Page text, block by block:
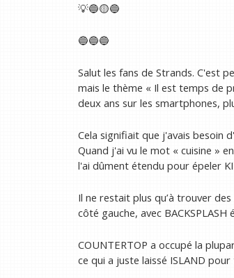
💡🔵🟡🔵
🔵🔵🔵
Salut les fans de Strands. C'est
mais le thème « Il est temps de
deux ans sur les smartphones,
Cela signifiait que j'avais besoin
Quand j'ai vu le mot « cuisine »
l'ai dûment étendu pour épeler
Il ne restait plus qu’à trouver
côté gauche, avec
COUNTERTOP a occupé la
ce qui a juste laissé ISLAND